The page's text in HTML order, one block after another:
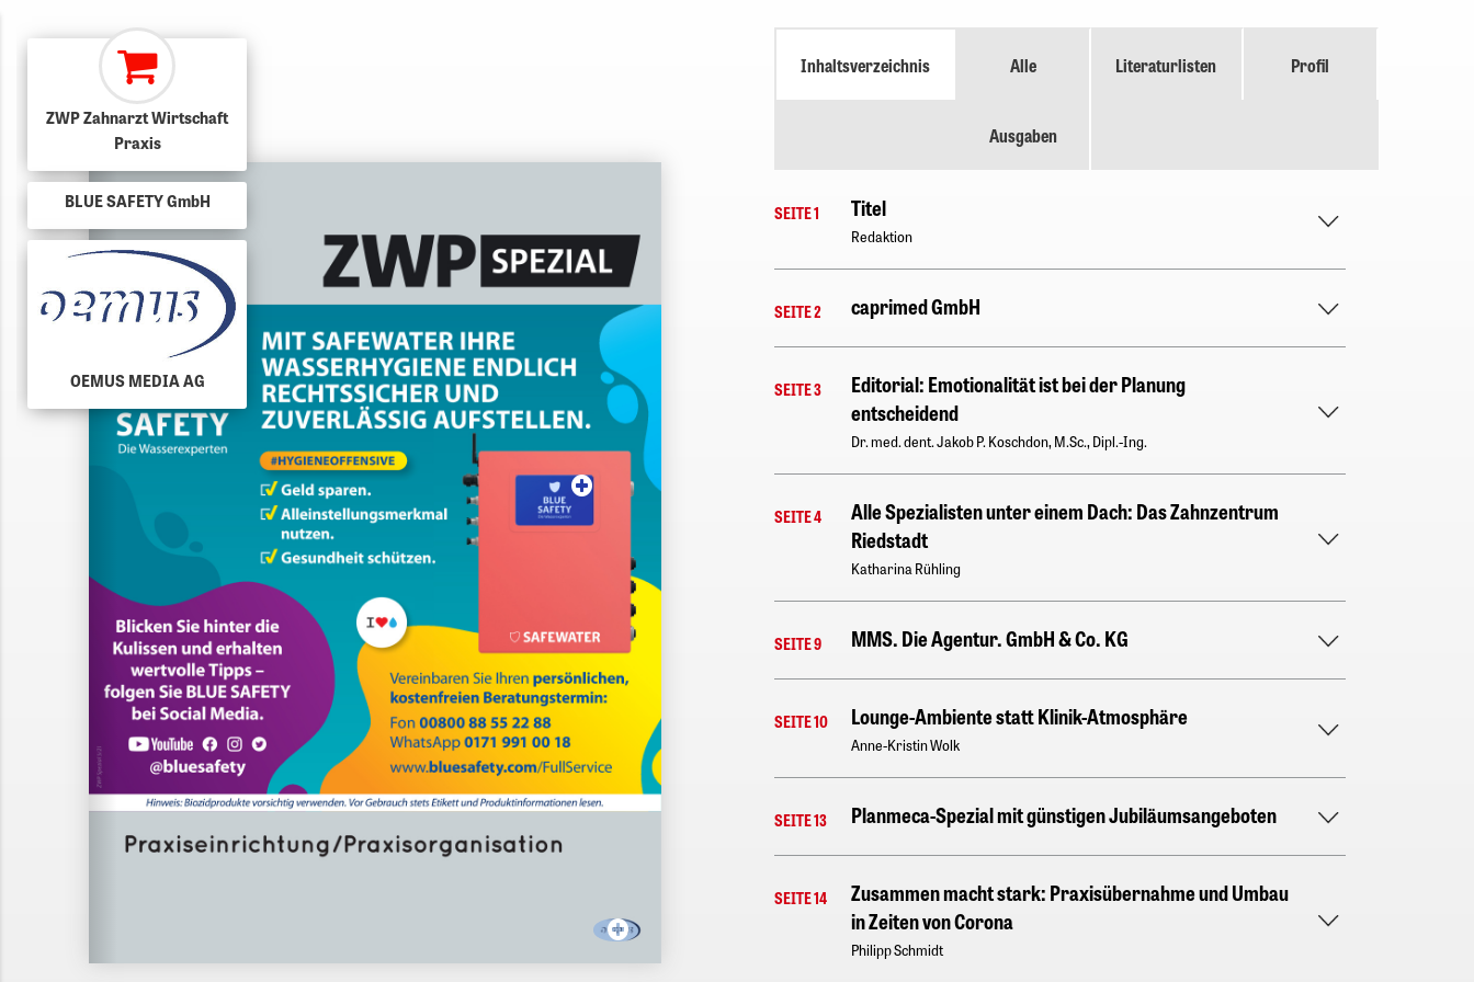
Inhaltsverzeichnis Alle
Ausgaben
Literaturlisten Profil
SEITE 1 Titel
Redaktion
SEITE 2 caprimed GmbH
SEITE 3
Editorial: Emotionalität ist bei der Planung
entscheidend
Dr. med. dent. Jakob P. Koschdon, M.Sc., Dipl.-Ing.
SEITE 4
Alle Spezialisten unter einem Dach: Das Zahnzentrum
Riedstadt
Katharina Rühling
SEITE 9 MMS. Die Agentur. GmbH & Co. KG
SEITE 10 Lounge-Ambiente statt Klinik-Atmosphäre
Anne-Kristin Wolk
SEITE 13 Planmeca-Spezial mit günstigen Jubiläumsangeboten
SEITE 14
Zusammen macht stark: Praxisübernahme und Umbau
in Zeiten von Corona
Philipp Schmidt
ZWP Zahnarzt Wirtschaft
Praxis
BLUE SAFETY GmbH
OEMUS MEDIA AG